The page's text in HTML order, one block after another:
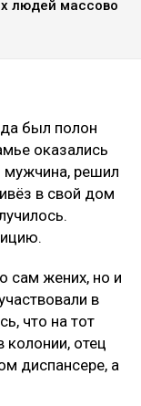
людей массово
был полон
оказались
мужчина, решил
в свой дом
сам жених, но и
в
что на тот
отец
диспансере, а